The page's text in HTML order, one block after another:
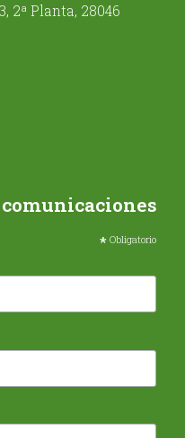
2ª Planta, 28046
* Obligatorio